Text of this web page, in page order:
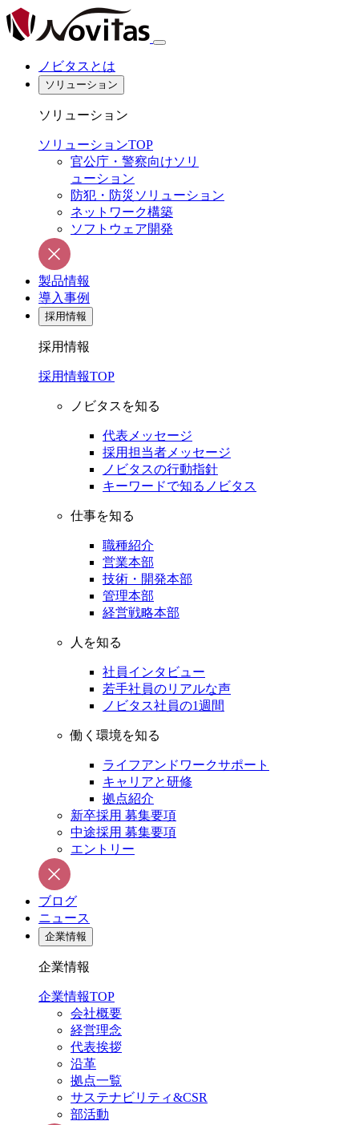
ノビタスとは
ソリューション
ソリューション
ソリューションTOP
官公庁・警察向けソリ
ューション
防犯・防災ソリューション
ネットワーク構築
ソフトウェア開発
製品情報
導入事例
採用情報
採用情報
採用情報TOP
ノビタスを知る
代表メッセージ
採用担当者メッセージ
ノビタスの行動指針
キーワードで知るノビタス
仕事を知る
職種紹介
営業本部
技術・開発本部
管理本部
経営戦略本部
人を知る
社員インタビュー
若手社員のリアルな声
ノビタス社員の1週間
働く環境を知る
ライフアンドワークサポート
キャリアと研修
拠点紹介
新卒採用 募集要項
中途採用 募集要項
エントリー
ブログ
ニュース
企業情報
企業情報
企業情報TOP
会社概要
経営理念
代表挨拶
沿革
拠点一覧
サステナビリティ&CSR
部活動